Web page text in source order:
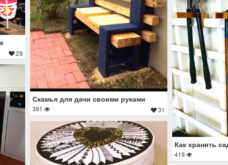
29
Скамья для дачи своими руками
391 31
Как хранить
419